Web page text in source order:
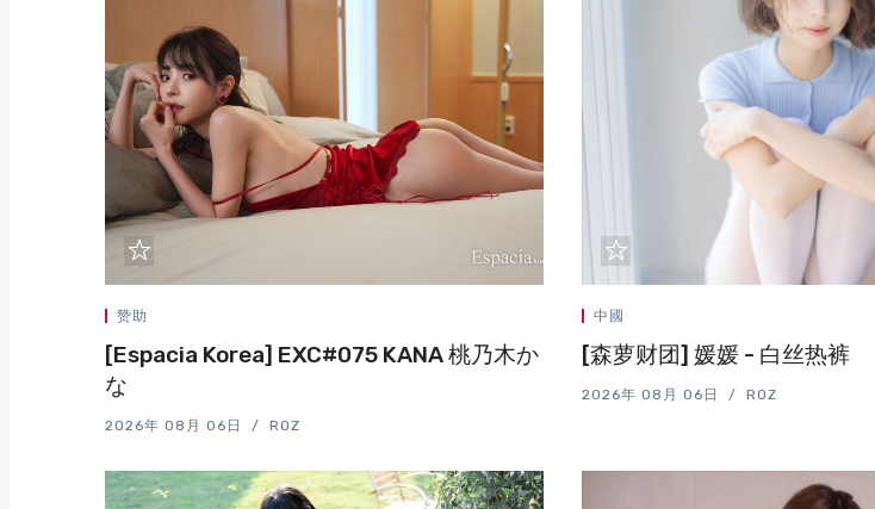
赞助
[Espacia Korea] EXC#075 KANA 桃乃木か
な
2026年 08月 06日 ROZ
中國
[森萝财团] 媛媛 - 白丝热裤
2026年 08月 06日 ROZ